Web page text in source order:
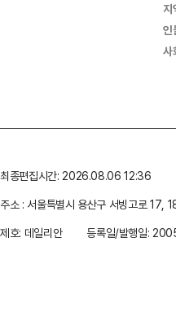
지
인
사
최종편집시간: 2026.08.06 12:36
주소 : 서울특별시 용산구 서빙고로 17,
제호: 데일리안
등록일/발행일: